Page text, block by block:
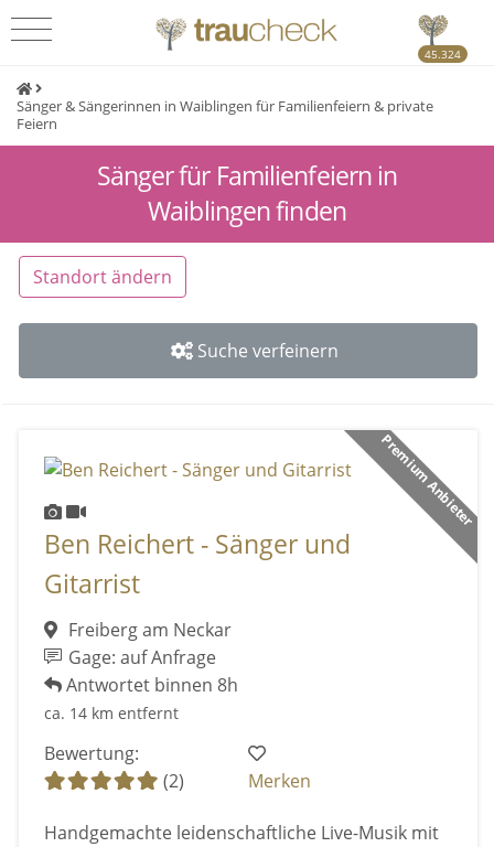
45.324
Sänger & Sängerinnen in Waiblingen für Familienfeiern & private
Feiern
Sänger für Familienfeiern in
Waiblingen finden
Standort ändern
Suche verfeinern
Premium Anbieter
Ben Reichert - Sänger und
Gitarrist
Freiberg am Neckar
Gage: auf Anfrage
Antwortet binnen 8h
ca. 14 km entfernt
Bewertung:
(2)
Merken
Handgemachte leidenschaftliche Live-Musik mit